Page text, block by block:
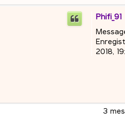
Phifi_91
2018,
3